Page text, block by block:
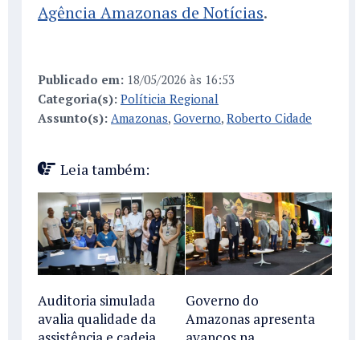
Agência Amazonas de Notícias.
Publicado em: 18/05/2026 às 16:53
Categoria(s): Políticia Regional
Assunto(s): Amazonas, Governo, Roberto Cidade
Leia também:
Auditoria simulada
avalia qualidade da
Governo do
Amazonas apresenta